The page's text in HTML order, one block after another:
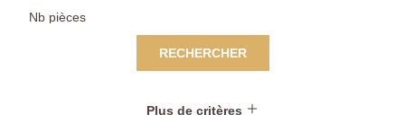
RECHERCHER
Plus de critères